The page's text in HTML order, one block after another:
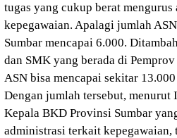
tugas yang cukup berat
kepegawaian. Apalagi jumlah
Sumbar mencapai 6.000.
dan SMK yang berada di
ASN bisa mencapai sekitar
Dengan jumlah tersebut,
Kepala BKD Provinsi Sumbar
administrasi terkait